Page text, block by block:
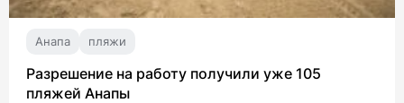
Анапа пляжи
Разрешение на работу получили уже 105
пляжей Анапы